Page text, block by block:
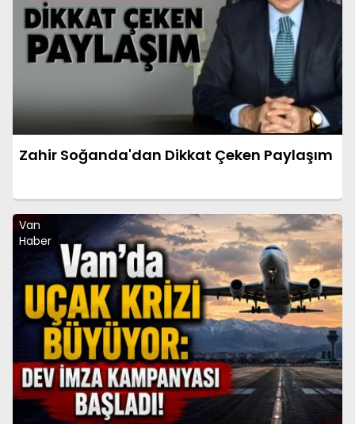
Zahir Soğanda'dan Dikkat Çeken Paylaşım
Van
Haber